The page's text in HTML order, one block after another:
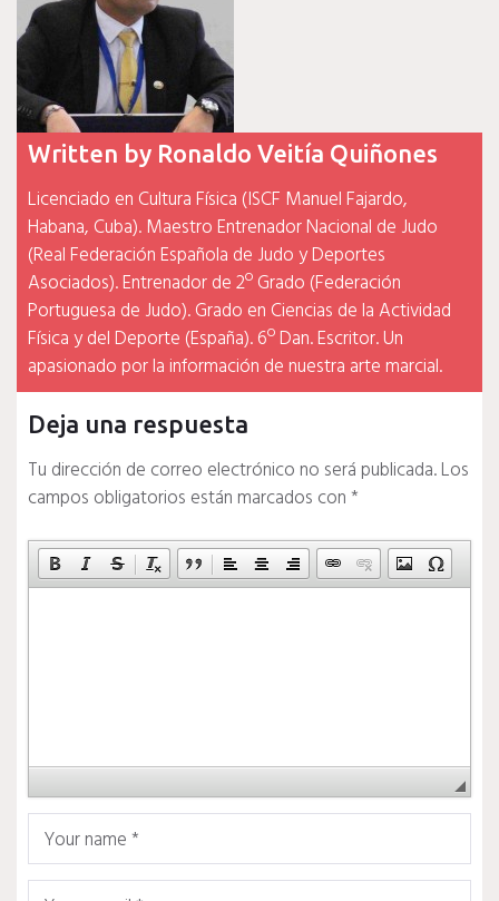
Written by Ronaldo Veitía Quiñones
Licenciado en Cultura Física (ISCF Manuel Fajardo,
Habana, Cuba). Maestro Entrenador Nacional de Judo
(Real Federación Española de Judo y Deportes
Asociados). Entrenador de 2º Grado (Federación
Portuguesa de Judo). Grado en Ciencias de la Actividad
Física y del Deporte (España). 6º Dan. Escritor. Un
apasionado por la información de nuestra arte marcial.
Deja una respuesta
Tu dirección de correo electrónico no será publicada.Los
campos obligatorios están marcados con*